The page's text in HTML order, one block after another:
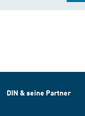
DIN & seine Partner